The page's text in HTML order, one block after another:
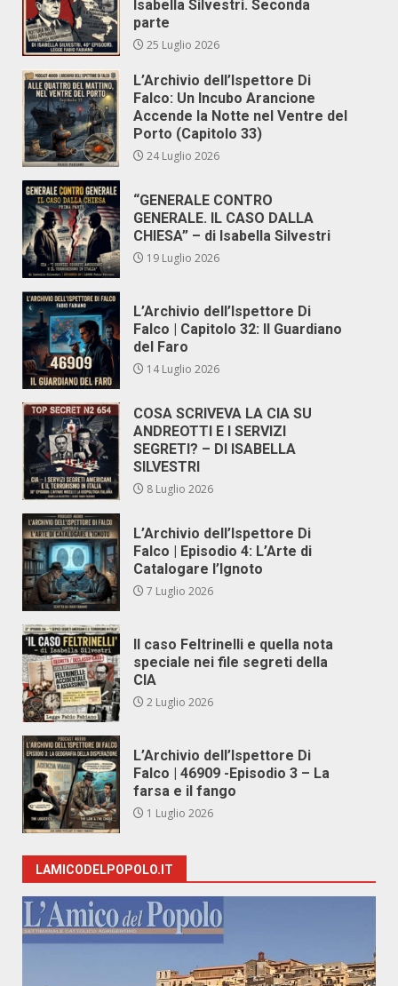
Isabella Silvestri. Seconda
parte
25 Luglio 2026
L’Archivio dell’Ispettore Di
Falco: Un Incubo Arancione
Accende la Notte nel Ventre del
Porto (Capitolo 33)
24 Luglio 2026
“GENERALE CONTRO
GENERALE. IL CASO DALLA
CHIESA” – di Isabella Silvestri
19 Luglio 2026
L’Archivio dell’Ispettore Di
Falco | Capitolo 32: Il Guardiano
del Faro
14 Luglio 2026
COSA SCRIVEVA LA CIA SU
ANDREOTTI E I SERVIZI
SEGRETI? – DI ISABELLA
SILVESTRI
8 Luglio 2026
L’Archivio dell’Ispettore Di
Falco | Episodio 4: L’Arte di
Catalogare l’Ignoto
7 Luglio 2026
Il caso Feltrinelli e quella nota
speciale nei file segreti della
CIA
2 Luglio 2026
L’Archivio dell’Ispettore Di
Falco | 46909 -Episodio 3 – La
farsa e il fango
1 Luglio 2026
LAMICODELPOPOLO.IT